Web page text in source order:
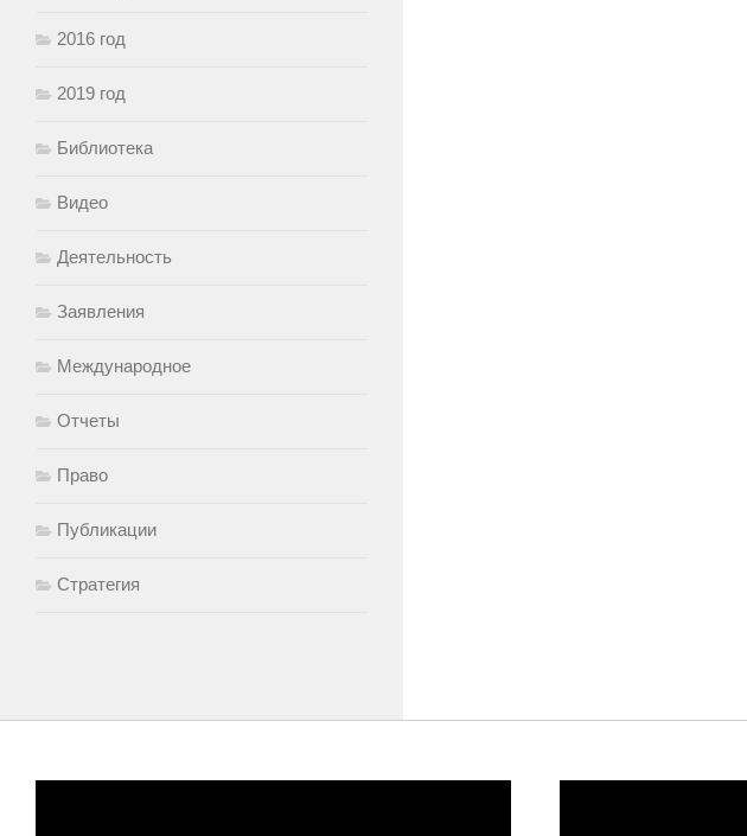
2016 год
2019 год
Библиотека
Видео
Деятельность
Заявления
Международное
Отчеты
Право
Публикации
Стратегия